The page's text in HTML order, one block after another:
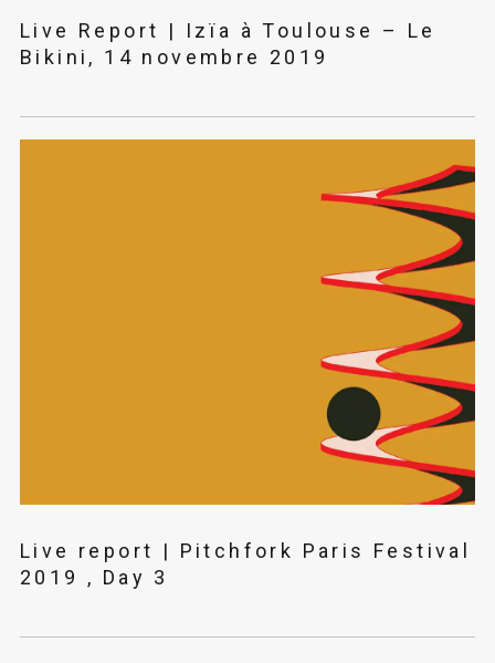
Live Report | Izïa à Toulouse – Le
Bikini, 14 novembre 2019
Live report | Pitchfork Paris Festival
2019 , Day 3